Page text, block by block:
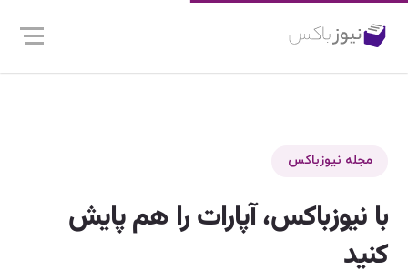
مجله نیوزباکس
با نیوزباکس، آپارات را هم پایش
کنید